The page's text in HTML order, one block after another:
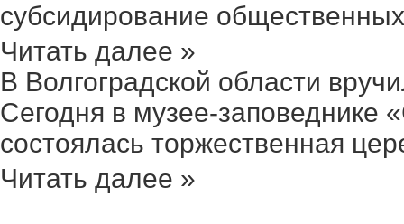
субсидирование
Читать далее »
В Волгоградской области
Сегодня в музее-заповеднике
состоялась торжественная
Читать далее »